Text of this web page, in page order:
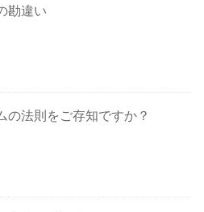
勘違い
の法則をご存知ですか？